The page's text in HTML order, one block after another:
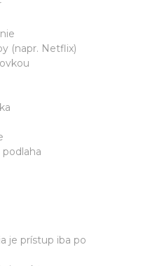
(napr. Netflix)
je prístup iba po